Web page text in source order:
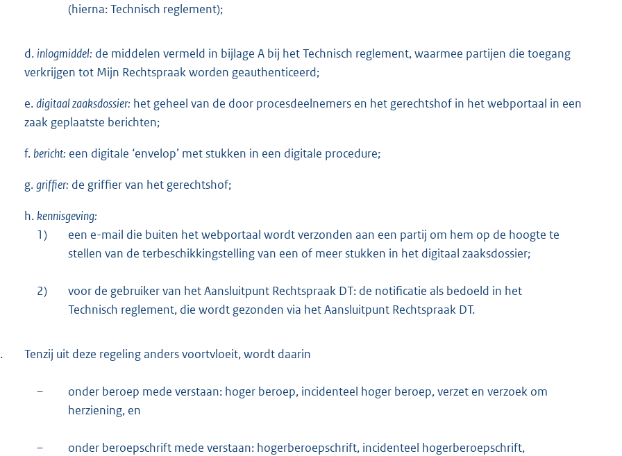
(hierna: Technisch reglement);
d. inlogmiddel: de middelen vermeld in bijlage A bij het Technisch reglement, waarmee partijen die toegang
verkrijgen tot Mijn Rechtspraak worden geauthenticeerd;
e.digitaal zaaksdossier: het geheel van de door procesdeelnemers en het gerechtshof in het webportaal in een
zaak geplaatste berichten;
f.bericht: een digitale ‘envelop’ met stukken in een digitale procedure;
g.griffier: de griffier van het gerechtshof;
h. kennisgeving:
1)
een e-mail die buiten het webportaal wordt verzonden aan een partij om hem op de hoogte te
stellen van de terbeschikkingstelling van een of meer stukken in het digitaal zaaksdossier;
2)
voor de gebruiker van het Aansluitpunt Rechtspraak DT: de notificatie als bedoeld in het
Technisch reglement, die wordt gezonden via het Aansluitpunt Rechtspraak DT.
Tenzij uit deze regeling anders voortvloeit, wordt daarin
–
onder beroep mede verstaan: hoger beroep, incidenteel hoger beroep, verzet en verzoek om
herziening, en
–
onder beroepschrift mede verstaan: hogerberoepschrift, incidenteel hogerberoepschrift,